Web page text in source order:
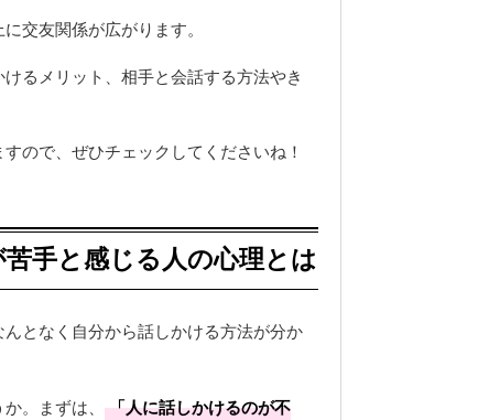
交友関係が広がります。
るメリット、相手と会話する方法やき
ので、ぜひチェックしてくださいね！
手と感じる人の心理とは
となく自分から話しかける方法が分か
。まずは、
「人に話しかけるのが不